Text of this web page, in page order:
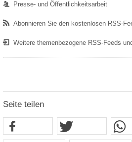
Presse- und Öffentlichkeitsarbeit
Abonnieren Sie den kostenlosen RSS-
Weitere themenbezogene RSS-Feeds
Seite teilen